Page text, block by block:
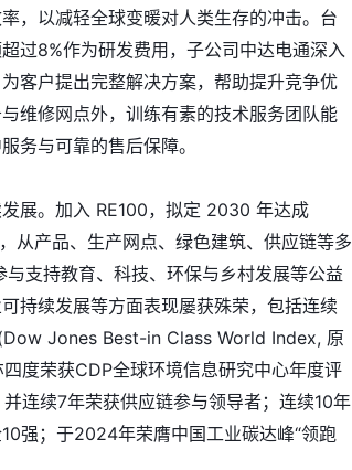
，以减轻全球变暖对人类生存的冲击。台
过8%作为研发费用，子公司中达电通深入
客户提出完整解决方案，帮助提升竞争优
维修网点外，训练有素的技术服务团队能
务与可靠的售后保障。
展。加入 RE100，拟定 2030 年达成
从产品、生产网点、绿色建筑、供应链等多
支持教育、科技、环保与乡村发展等公益
持续发展等方面表现屡获殊荣，包括连续
Jones Best-in Class World Index, 原
度荣获CDP全球环境信息研究中心年度评
并连续7年荣获供应链参与领导者；连续10年
强；于2024年荣膺中国工业碳达峰“领跑